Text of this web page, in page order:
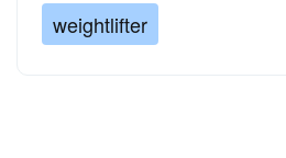
weightlifter